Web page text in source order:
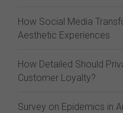
How Social Media
Aesthetic Experiences
How Detailed Should
Customer Loyalty?
Survey on Epidemics in